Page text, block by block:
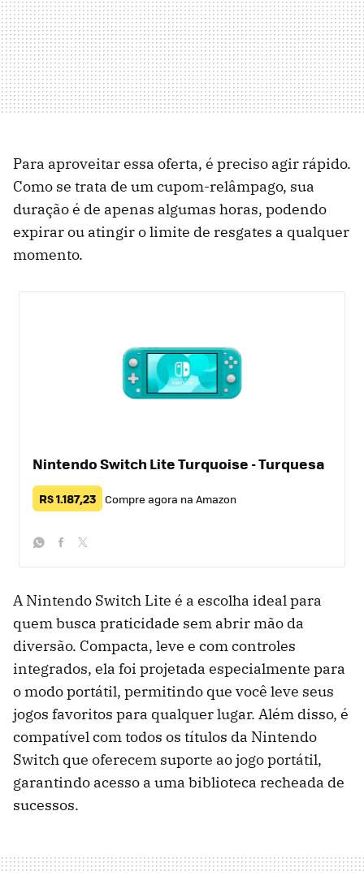
Para aproveitar essa oferta, é preciso agir rápido.
Como se trata de um cupom-relâmpago, sua
duração é de apenas algumas horas, podendo
expirar ou atingir o limite de resgates a qualquer
momento.
Nintendo Switch Lite Turquoise - Turquesa
R$ 1.187,23 Compre agora na Amazon
A Nintendo Switch Lite é a escolha ideal para
quem busca praticidade sem abrir mão da
diversão. Compacta, leve e com controles
integrados, ela foi projetada especialmente para
o modo portátil, permitindo que você leve seus
jogos favoritos para qualquer lugar. Além disso, é
compatível com todos os títulos da Nintendo
Switch que oferecem suporte ao jogo portátil,
garantindo acesso a uma biblioteca recheada de
sucessos.